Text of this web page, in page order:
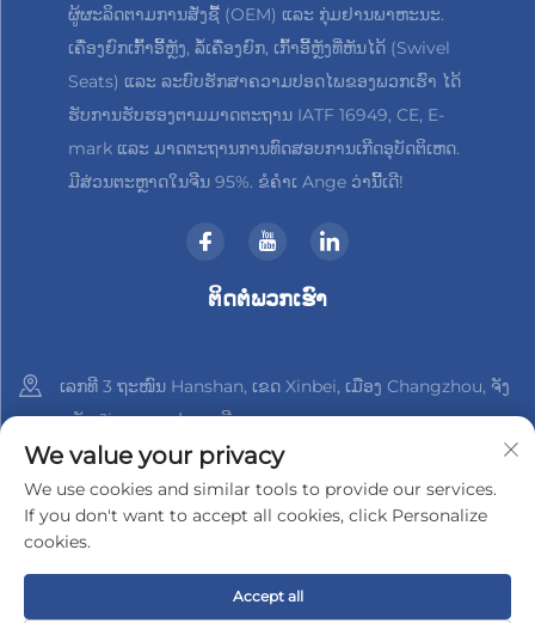
ຜູ້ຜະລິດຕາມການສັ່ງຊື້ (OEM) ແລະ ກຸ່ມຢານພາຫະນະ.
ເຄື່ອງຍົກເກົ້າອີ້ຫຼັງ, ລໍ້ເຄື່ອງຍົກ, ເກົ້າອີ້ຫຼັງທີ່ຫັນໄດ້ (Swivel
Seats) ແລະ ລະບົບຮັກສາຄວາມປອດໄພຂອງພວກເຮົາ ໄດ້
ຮັບການຮັບຮອງຕາມມາດຕະຖານ IATF 16949, CE, E-
mark ແລະ ມາດຕະຖານການທົດສອບການເກີດອຸບັດຕິເຫດ.
ມີສ່ວນຕະຫຼາດໃນຈີນ 95%. ຂໍຄຳເ Ange ວ່ານີ້ເດີ!
ຕິດຕໍ່ພວກເຮົາ
ເລກທີ 3 ຖະໜົນ Hanshan, ເຂດ Xinbei, ເມືອງ Changzhou, ຈັງ
ຫວັດ Jiangsu, ປະເທດຈີນ
+86-18961288218
[email protected]
ລິขະສິດ © 2025 າງຊູ Xinder-Tech Electronics Co., Ltd.
We value your privacy
We use cookies and similar tools to provide our services.
If you don't want to accept all cookies, click Personalize
cookies.
Accept all